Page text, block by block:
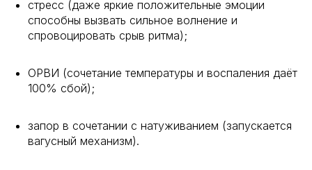
стресс (даже яркие положительные эмоции
способны вызвать сильное волнение и
спровоцировать срыв ритма);
ОРВИ (сочетание температуры и воспаления даёт
100% сбой);
запор в сочетании с натуживанием (запускается
вагусный механизм).